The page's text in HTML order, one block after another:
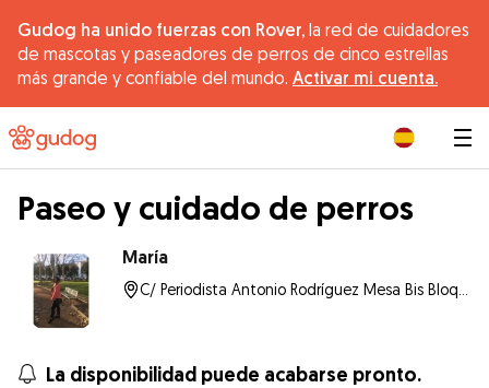
Gudog ha unido fuerzas con Rover, la red de cuidadores
de mascotas y paseadores de perros de cinco estrellas
más grande y confiable del mundo. Activar mi cuenta.
Paseo y cuidado de perros
María
La disponibilidad puede acabarse pronto.